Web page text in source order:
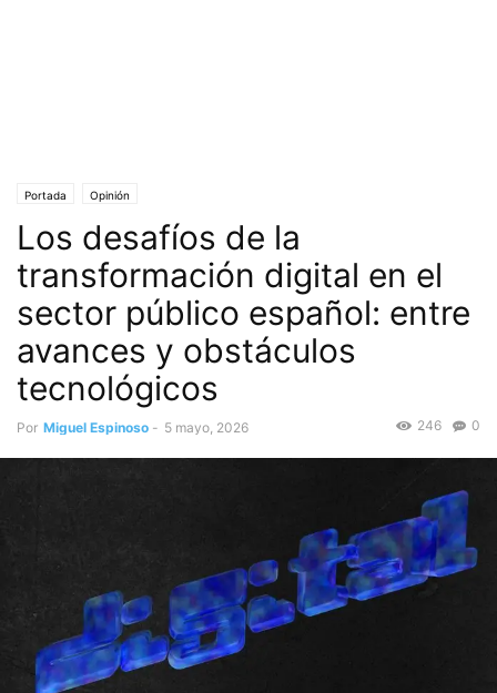
Portada Opinión
Los desafíos de la
transformación digital en el
sector público español: entre
avances y obstáculos
tecnológicos
Por Miguel Espinoso - 5 mayo, 2026 0
246